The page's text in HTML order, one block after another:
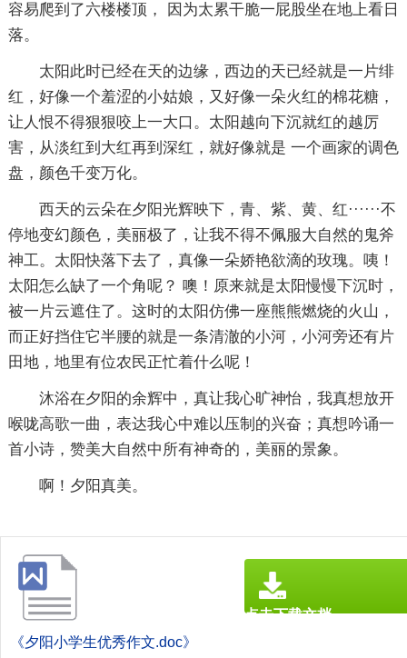
容易爬到了六楼楼顶， 因为太累干脆一屁股坐在地上看日
落。
太阳此时已经在天的边缘，西边的天已经就是一片绯
红，好像一个羞涩的小姑娘，又好像一朵火红的棉花糖，
让人恨不得狠狠咬上一大口。太阳越向下沉就红的越厉
害，从淡红到大红再到深红，就好像就是 一个画家的调色
盘，颜色千变万化。
西天的云朵在夕阳光辉映下，青、紫、黄、红······不
停地变幻颜色，美丽极了，让我不得不佩服大自然的鬼斧
神工。太阳快落下去了，真像一朵娇艳欲滴的玫瑰。咦！
太阳怎么缺了一个角呢？ 噢！原来就是太阳慢慢下沉时，
被一片云遮住了。这时的太阳仿佛一座熊熊燃烧的火山，
而正好挡住它半腰的就是一条清澈的小河，小河旁还有片
田地，地里有位农民正忙着什么呢！
沐浴在夕阳的余辉中，真让我心旷神怡，我真想放开
喉咙高歌一曲，表达我心中难以压制的兴奋；真想吟诵一
首小诗，赞美大自然中所有神奇的，美丽的景象。
啊！夕阳真美。
《夕阳小学生优秀作文.doc》
点击下载文档